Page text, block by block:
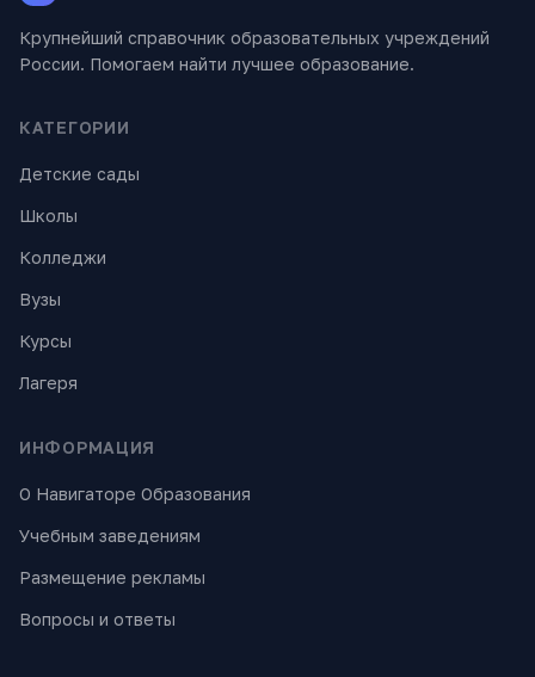
Крупнейший справочник образовательных учреждений
России. Помогаем найти лучшее образование.
КАТЕГОРИИ
Детские сады
Школы
Колледжи
Вузы
Курсы
Лагеря
ИНФОРМАЦИЯ
О Навигаторе Образования
Учебным заведениям
Размещение рекламы
Вопросы и ответы